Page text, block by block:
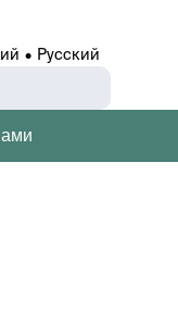
• Русский